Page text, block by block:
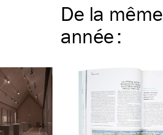
De la même
année: